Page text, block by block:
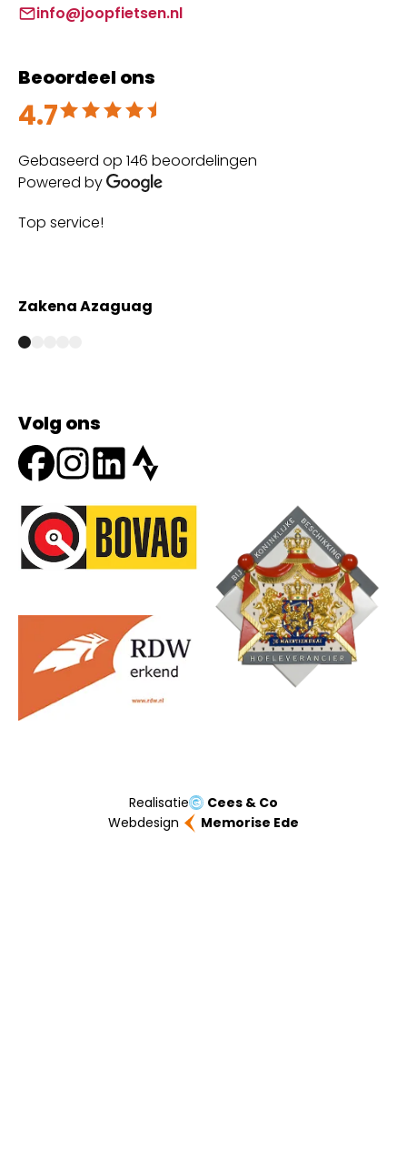
info@joopfietsen.nl
Beoordeel ons
4.7
Beoordeeld met 4.7 uit 5
Gebaseerd op 146 beoordelingen
Powered by
Top service!
Zakena Azaguag
Volg ons
Onze partners
Realisatie
Cees & Co
Webdesign
Memorise Ede